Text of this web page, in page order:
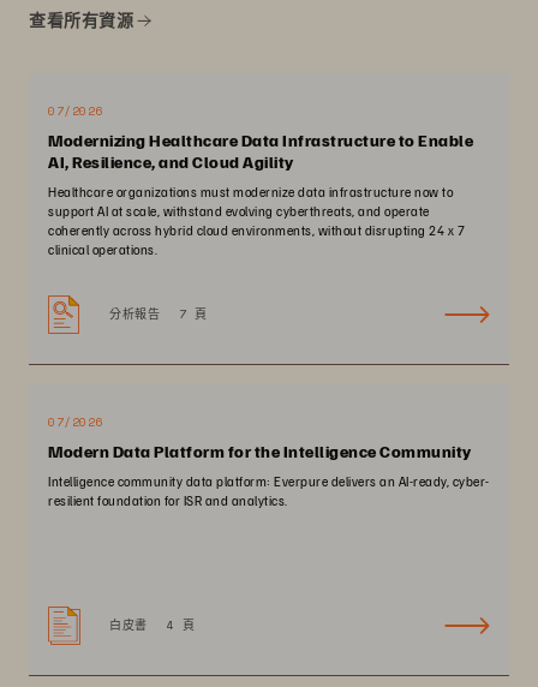
查看所有資源
07/2026
Modernizing Healthcare Data Infrastructure to Enable
AI, Resilience, and Cloud Agility
Healthcare organizations must modernize data infrastructure now to
support AI at scale, withstand evolving cyberthreats, and operate
coherently across hybrid cloud environments, without disrupting 24 x 7
clinical operations.
分析報告 7 頁
07/2026
Modern Data Platform for the Intelligence Community
Intelligence community data platform: Everpure delivers an AI-ready, cyber-
resilient foundation for ISR and analytics.
白皮書 4 頁